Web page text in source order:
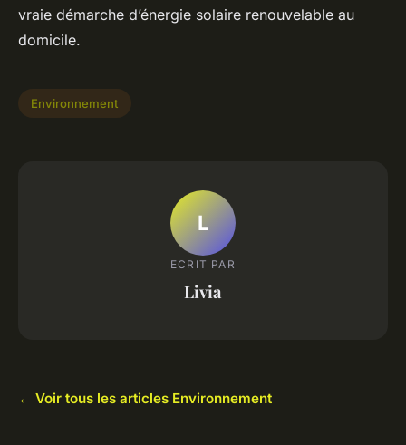
vraie démarche d’énergie solaire renouvelable au
domicile.
Environnement
L
ECRIT PAR
Livia
← Voir tous les articles Environnement